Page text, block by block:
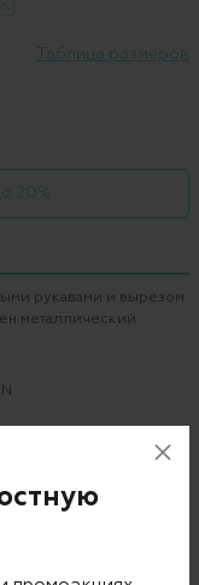
Таблица размеров
20%
рукавами и вырезом
металлический